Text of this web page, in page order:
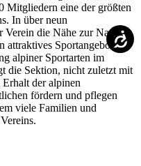
Mitgliedern eine der größten
In über neun
Verein die Nähe zur Natur.
attraktives Sportangebot.
alpiner Sportarten im
die Sektion, nicht zuletzt mit
der alpinen
fördern und pflegen
viele Familien und